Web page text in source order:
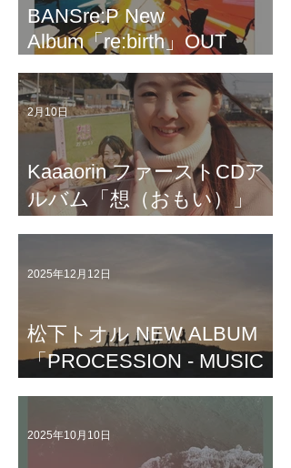
ー｜作・編曲 code"M" MAKI
BANSre:P New
Album「re:birth」OUT
Kaaaorin ファーストCDア
ルバム「想（おもい）」
2月10日
松下トオル NEW ALBUM
「PROCESSION - MUSIC
2025年12月12日
2025年10月10日